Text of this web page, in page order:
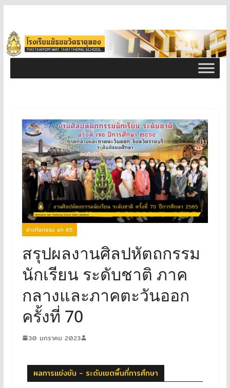
ข่าวกิจกรรม ธท 65
สรุปผลงานศิลปหัตถกรรม
นักเรียน ระดับชาติ ภาค
กลางและภาคตะวันออก
ครั้งที่ 70
30 มกราคม 2023
ผลการแข่งขัน - ระดับเขตพื้นที่การศึกษา